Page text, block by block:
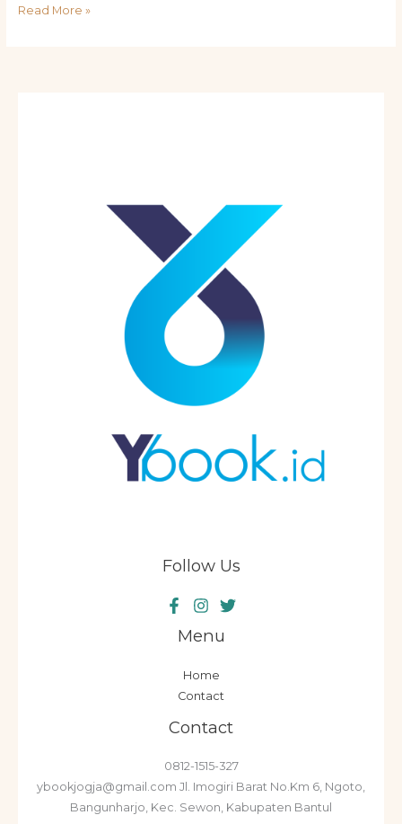
Read More »
Follow Us
Menu
Home
Contact
Contact
0812-1515-327
ybookjogja@gmail.com Jl. Imogiri Barat No.Km 6, Ngoto,
Bangunharjo, Kec. Sewon, Kabupaten Bantul